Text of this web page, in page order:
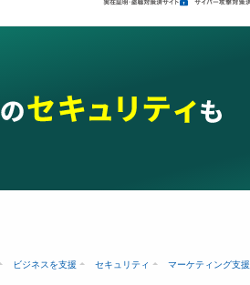
ビジネスを支援 セキュリティ マーケティング支援